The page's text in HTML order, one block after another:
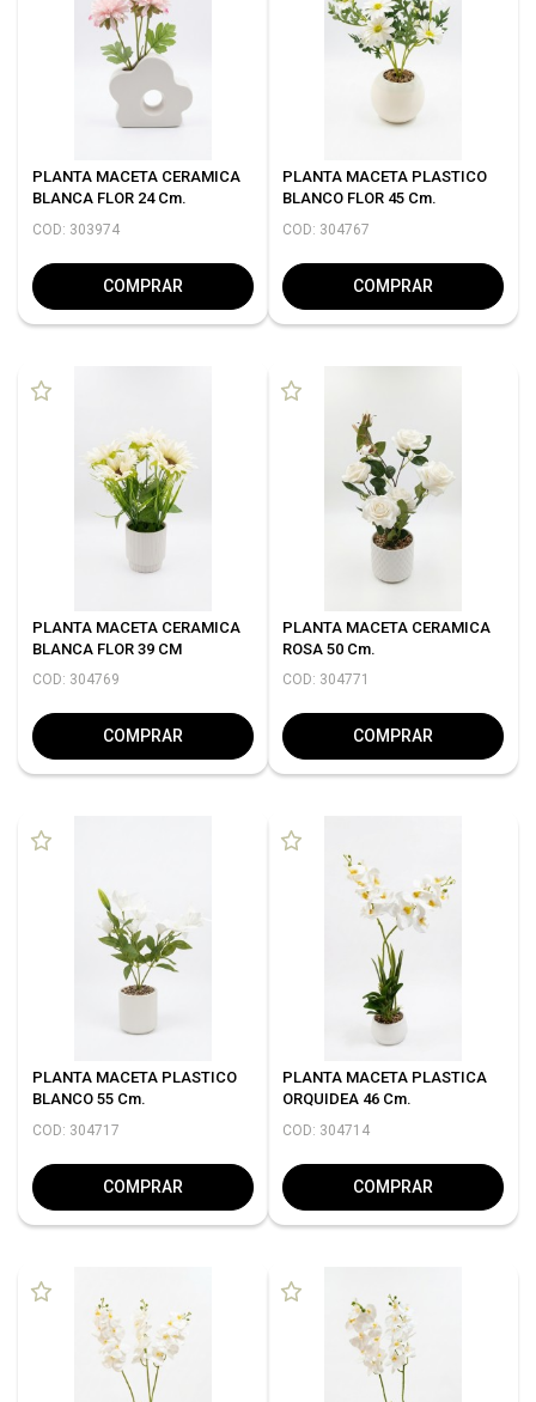
PLANTA MACETA CERAMICA
BLANCA FLOR 24 Cm.
COD: 303974
COMPRAR
PLANTA MACETA PLASTICO
BLANCO FLOR 45 Cm.
COD: 304767
COMPRAR
PLANTA MACETA CERAMICA
BLANCA FLOR 39 CM
COD: 304769
COMPRAR
PLANTA MACETA CERAMICA
ROSA 50 Cm.
COD: 304771
COMPRAR
PLANTA MACETA PLASTICO
BLANCO 55 Cm.
COD: 304717
COMPRAR
PLANTA MACETA PLASTICA
ORQUIDEA 46 Cm.
COD: 304714
COMPRAR